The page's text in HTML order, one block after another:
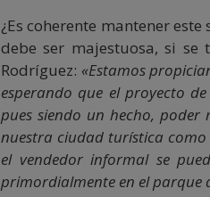
¿Es coherente mantener
debe ser majestuosa, si se
Rodríguez: «Estamos
esperando que el proyecto
pues siendo un hecho,
nuestra ciudad turística
el vendedor informal se
primordialmente en el parque